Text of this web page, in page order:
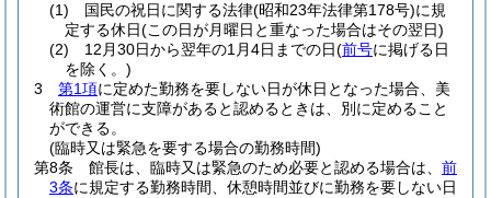
(1)
国民の祝日に関する法律(昭和23年法律第178号)に規
定する休日(この日が月曜日と重なった場合はその翌日)
(2)
12月30日から翌年の1月4日までの日(前号に掲げる日
を除く。)
3
第1項に定めた勤務を要しない日が休日となった場合、美
術館の運営に支障があると認めるときは、別に定めること
ができる。
(臨時又は緊急を要する場合の勤務時間)
第8条
館長は、臨時又は緊急のため必要と認める場合は、 前
3条に規定する勤務時間、休憩時間並びに勤務を要しない日